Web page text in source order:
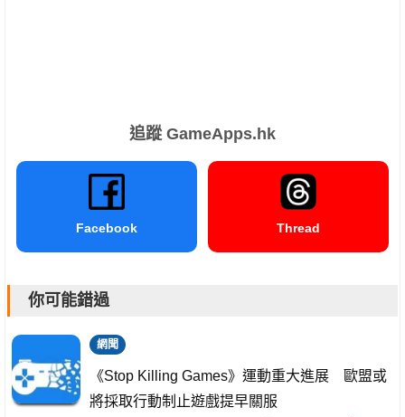
追蹤 GameApps.hk
Facebook Thread
你可能錯過
網聞
《Stop Killing Games》運動重大進展 歐盟或
將採取行動制止遊戲提早關服